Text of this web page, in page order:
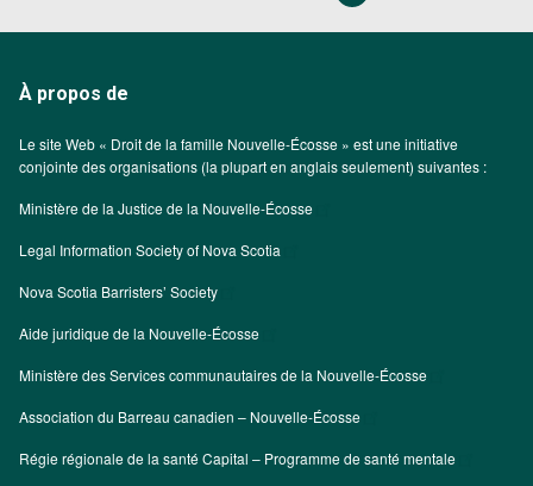
À propos de
Le site Web « Droit de la famille Nouvelle-Écosse » est une initiative
conjointe des organisations (la plupart en anglais seulement) suivantes :
Ministère de la Justice de la Nouvelle-Écosse
Legal Information Society of Nova Scotia
Nova Scotia Barristers’ Society
Aide juridique de la Nouvelle-Écosse
Ministère des Services communautaires de la Nouvelle-Écosse
Association du Barreau canadien – Nouvelle-Écosse
Régie régionale de la santé Capital – Programme de santé mentale